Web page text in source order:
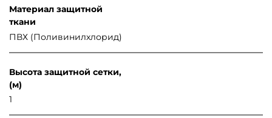
Материал защитной
ткани
ПВХ (Поливинилхлорид)
Высота защитной сетки,
(м)
1